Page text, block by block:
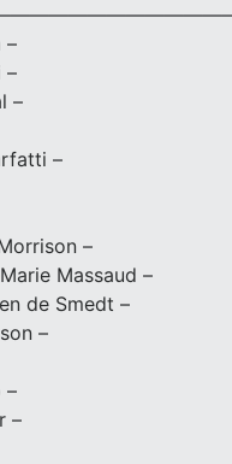
–
–
–
–
–
Massaud –
de Smedt –
–
–
–